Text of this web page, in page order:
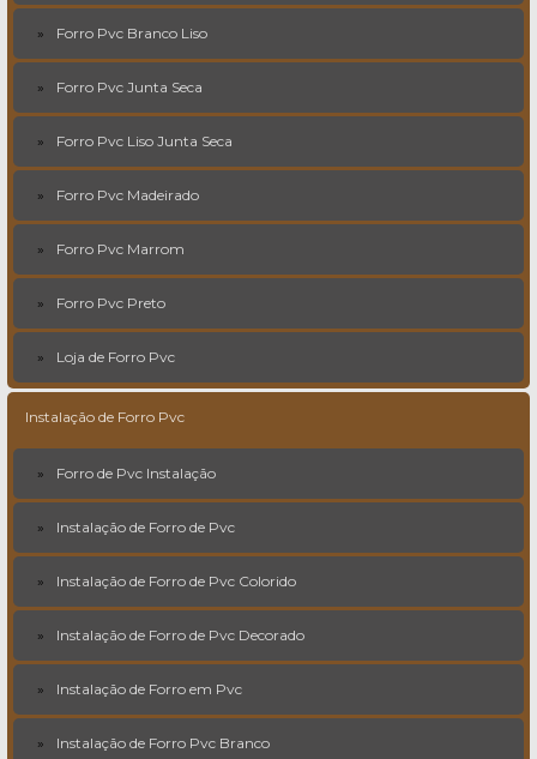
Forro Pvc Branco Liso
Forro Pvc Junta Seca
Forro Pvc Liso Junta Seca
Forro Pvc Madeirado
Forro Pvc Marrom
Forro Pvc Preto
Loja de Forro Pvc
Instalação de Forro Pvc
Forro de Pvc Instalação
Instalação de Forro de Pvc
Instalação de Forro de Pvc Colorido
Instalação de Forro de Pvc Decorado
Instalação de Forro em Pvc
Instalação de Forro Pvc Branco